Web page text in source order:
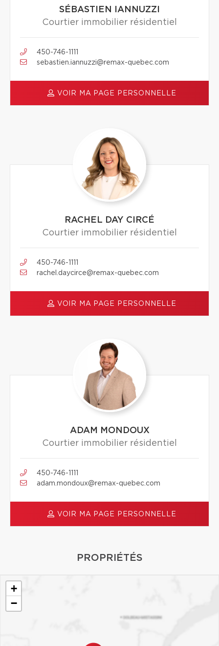
SÉBASTIEN IANNUZZI
Courtier immobilier résidentiel
450-746-1111
sebastien.iannuzzi@remax-quebec.com
VOIR MA PAGE PERSONNELLE
RACHEL DAY CIRCÉ
Courtier immobilier résidentiel
450-746-1111
rachel.daycirce@remax-quebec.com
VOIR MA PAGE PERSONNELLE
ADAM MONDOUX
Courtier immobilier résidentiel
450-746-1111
adam.mondoux@remax-quebec.com
VOIR MA PAGE PERSONNELLE
PROPRIÉTÉS
+
−